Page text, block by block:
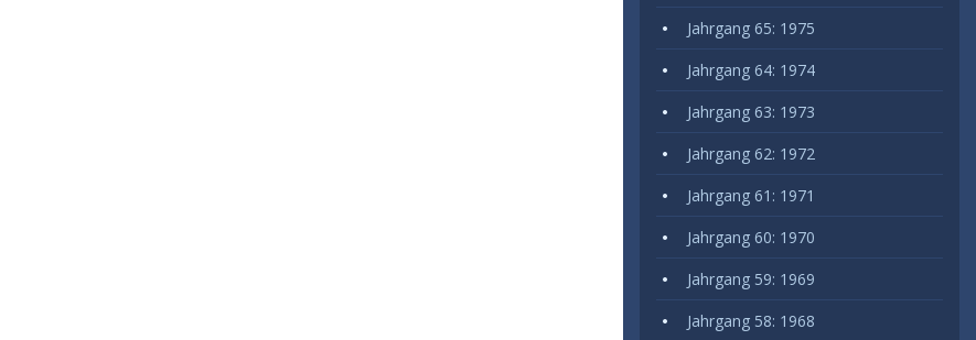
Jahrgang 65: 1975
Jahrgang 64: 1974
Jahrgang 63: 1973
Jahrgang 62: 1972
Jahrgang 61: 1971
Jahrgang 60: 1970
Jahrgang 59: 1969
Jahrgang 58: 1968